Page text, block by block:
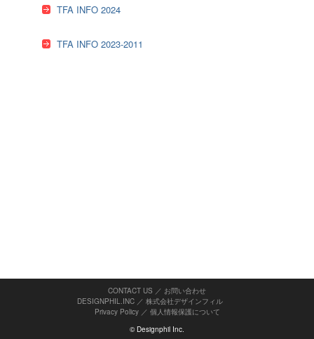
TFA INFO 2024
TFA INFO 2023-2011
CONTACT US ／ お問い合わせ
DESIGNPHIL.INC ／ 株式会社デザインフィル
Privacy Policy／ 個人情報保護について
© Designphil Inc.